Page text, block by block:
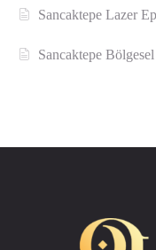
Sancaktepe Lazer
Sancaktepe